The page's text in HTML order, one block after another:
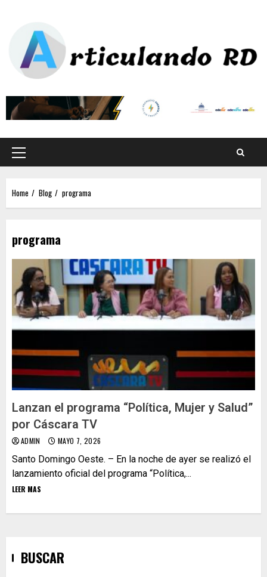
Home Blog programa
programa
Lanzan el programa “Política, Mujer y Salud”
por Cáscara TV
ADMIN MAYO 7, 2026
Santo Domingo Oeste. – En la noche de ayer se realizó el
lanzamiento oficial del programa “Política,...
LEER MAS
BUSCAR